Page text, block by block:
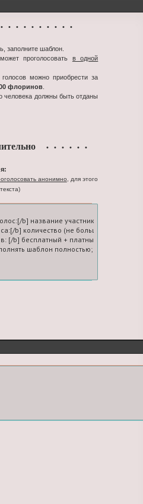
• • • • • • • • •
заполните шаблон.
проголосовать в одной
можно приобрести за
флоринов.
человека должны быть отданы
• • • • • •
анонимно, для этого
b] название участника-ролевой
b] количество (не больше пяти; на
[/b] бесплатный + платные
шаблон полностью; если платных